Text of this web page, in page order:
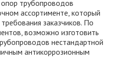
трубопроводов
ассортименте, который
заказчиков. По
возможно изготовить
нестандартной
антикоррозионным